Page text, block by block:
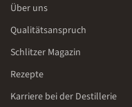
Über uns
Qualitätsanspruch
Schlitzer Magazin
Rezepte
Karriere bei der Destillerie